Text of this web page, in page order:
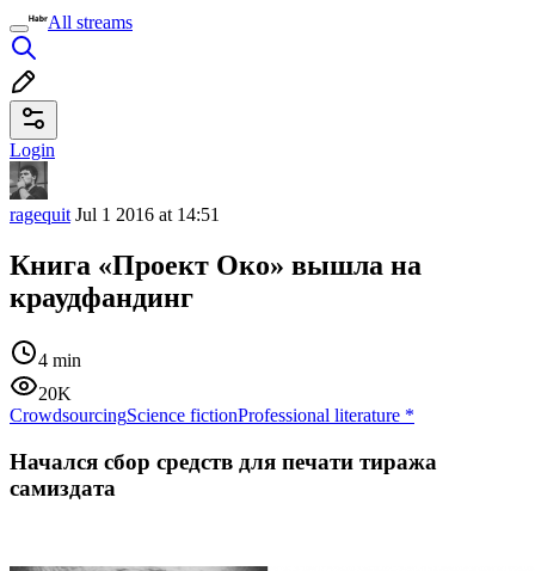
All streams
Login
ragequit Jul 1 2016 at 14:51
Книга «Проект Око» вышла на
краудфандинг
4 min
20K
CrowdsourcingScience fictionProfessional literature *
Начался сбор средств для печати тиража
самиздата